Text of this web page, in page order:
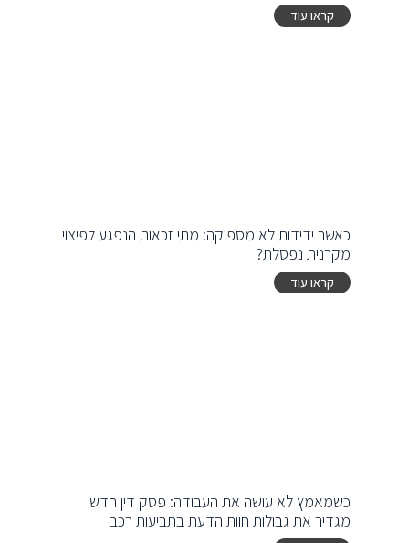
קראו עוד
כאשר ידידות לא מספיקה: מתי זכאות הנפגע לפיצוי
מקרנית נפסלת?
קראו עוד
כשמאמץ לא עושה את העבודה: פסק דין חדש
מגדיר את גבולות חוות הדעת בתביעות רכב